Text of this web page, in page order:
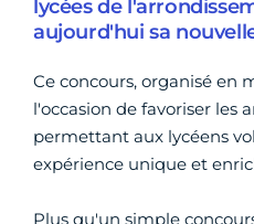
lycées de
aujourd'hui sa
Ce concours, organisé en
l'occasion de favoriser les
permettant aux lycéens
expérience unique et
Plus qu'un simple